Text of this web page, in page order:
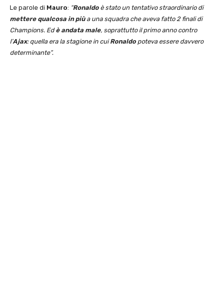
Le parole di Mauro: “Ronaldoè stato un tentativo straordinario di
mettere qualcosa in piùa una squadra che aveva fatto 2 finali di
Champions. Ed è andata male, soprattutto il primo anno contro
l’Ajax: quella era la stagione in cuiRonaldopoteva essere davvero
determinante”.